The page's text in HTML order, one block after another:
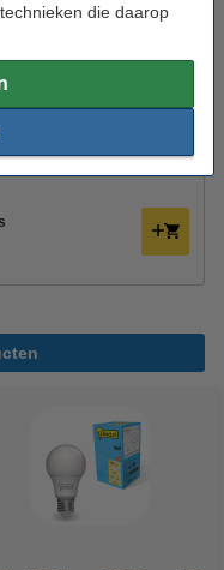
die daarop